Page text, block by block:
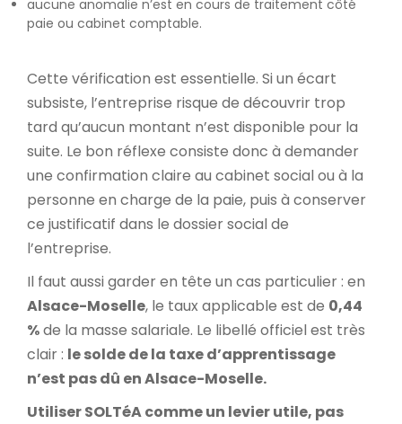
aucune anomalie n’est en cours de traitement côté
paie ou cabinet comptable.
Cette vérification est essentielle. Si un écart
subsiste, l’entreprise risque de découvrir trop
tard qu’aucun montant n’est disponible pour la
suite. Le bon réflexe consiste donc à demander
une confirmation claire au cabinet social ou à la
personne en charge de la paie, puis à conserver
ce justificatif dans le dossier social de
l’entreprise.
Il faut aussi garder en tête un cas particulier : en
Alsace-Moselle, le taux applicable est de 0,44
%de la masse salariale. Le libellé officiel est très
clair : le solde de la taxe d’apprentissage
n’est pas dû en Alsace-Moselle.
Utiliser SOLTéA comme un levier utile, pas